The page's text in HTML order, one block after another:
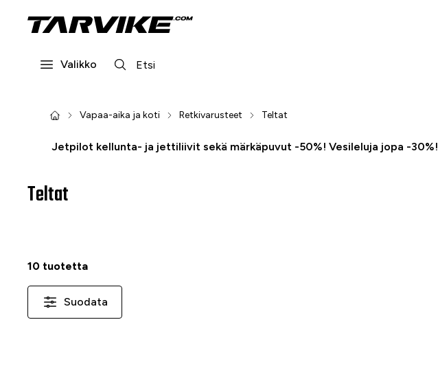
Valikko
Vapaa-aika ja koti Retkivarusteet Teltat
Jetpilot kellunta- ja jettiliivit sekä märkäpuvut -50%! Vesileluja jopa -30%!
Teltat
10 tuotetta
Suodata